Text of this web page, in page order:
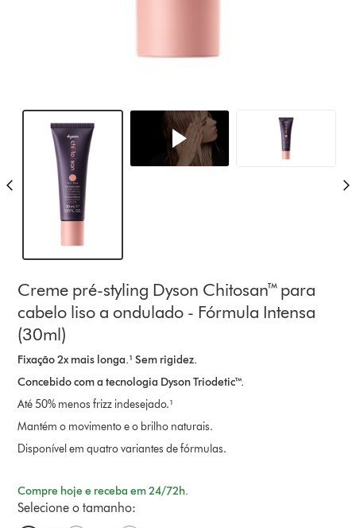
Creme pré-styling Dyson Chitosan™ para
cabelo liso a ondulado - Fórmula Intensa
(30ml)
Fixação 2x mais longa.¹ Sem rigidez.
Concebido com a tecnologia Dyson Triodetic™.
Até 50% menos frizz indesejado.¹
Mantém o movimento e o brilho naturais.
Disponível em quatro variantes de fórmulas.
Compre hoje e receba em 24/72h.
Selecione o tamanho: